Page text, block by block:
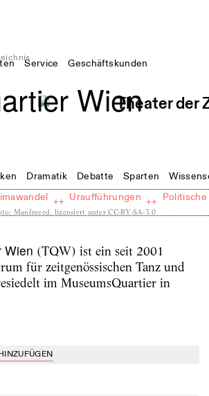
Service Geschäftskunden
Dramatik Debatte Sparten
++ Uraufführungen ++
Wien
: Manfreeed, lizensiert unterCC-BY-SA-3.0
Wien (TQW) ist ein seit 2001
für zeitgenössischen Tanz und
im MuseumsQuartier in